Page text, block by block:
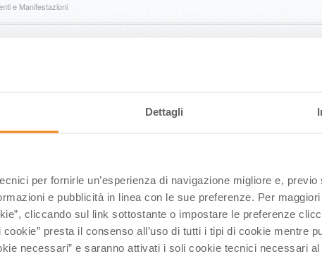
Dettagli
per fornirle un’esperienza di navigazione migliore e,
e pubblicità in linea con le sue preferenze. Per
cliccando sul link sottostante o impostare le preferenze
cookie” presta il consenso all’uso di tutti i tipi di cookie mentre
necessari” e saranno attivati i soli cookie tecnici necessari
e Manifestazioni